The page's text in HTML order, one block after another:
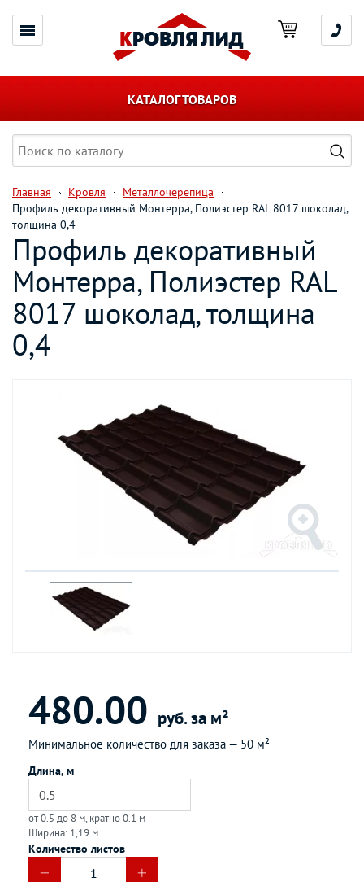
КАТАЛОГ ТОВАРОВ
Главная Кровля
Металлочерепица
Профиль декоративный Монтерра, Полиэстер RAL 8017 шоколад,
толщина 0,4
Профиль декоративный
Монтерра, Полиэстер RAL
8017 шоколад, толщина
0,4
480.00 руб. за м²
Минимальное количество для заказа — 50 м²
Длина, м
от 0.5 до 8 м, кратно 0.1 м
Ширина: 1,19 м
Количество листов